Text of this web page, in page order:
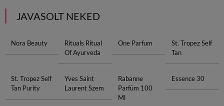
JAVASOLT NEKED
Nora Beauty
Rituals Ritual
Of Ayurveda
One Parfum
St. Tropez Self
Tan
St. Tropez Self
Tan Purity
Yves Saint
Laurent Szem
Rabanne
Parfüm 100
Ml
Essence 30